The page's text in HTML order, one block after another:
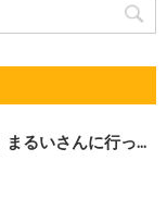
まるいさんに行っ...